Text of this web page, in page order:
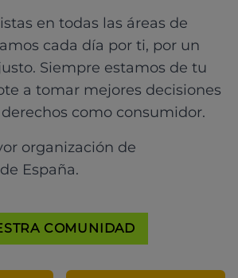
en todas las áreas de
cada día por ti, por un
Siempre estamos de tu
a tomar mejores decisiones
como consumidor.
organización de
España.
COMUNIDAD